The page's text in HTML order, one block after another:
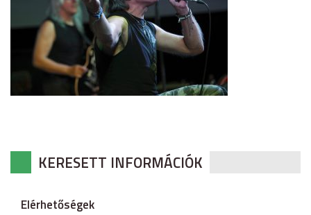
KERESETT INFORMÁCIÓK
Elérhetőségek